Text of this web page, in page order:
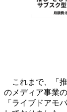
これまで、「
のメディア事業
「ライブドアモ